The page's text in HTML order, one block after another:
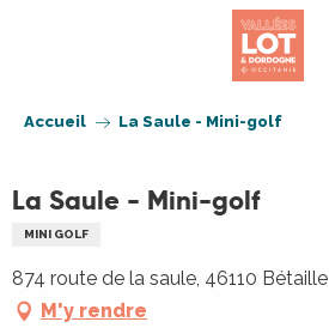
Accueil La Saule - Mini-golf
La Saule - Mini-golf
MINI GOLF
874 route de la saule, 46110 Bétaille
M'y rendre